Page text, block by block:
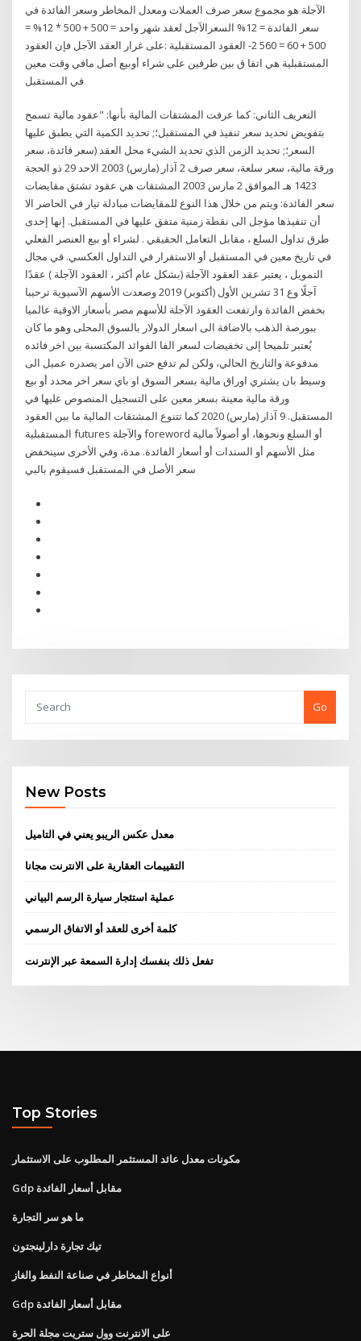
الآجلة هو مجموع سعر صرف العملات ومعدل المخاطر وسعر الفائدة في
سعر الفائدة = 12% السعرالآجل لعقد شهر واحد = 500 + 500 * 12% =
500 + 60 = 560 2- العقود المستقبلية :على غرار العقد الآجل فإن العقود
المستقبلية هي اتفا ق بين طرفين على شراء أوبيع أصل مافي وقت معين
في المستقبل
التعريف الثاني: كما عرفت المشتقات المالية بأنها: "عقود مالية تسمح
بتفويض تحديد سعر تنفيذ في المستقبل؛; تحديد الكمية التي يطبق عليها
السعر؛; تحديد الزمن الذي تحديد الشيء محل العقد (سعر فائدة، سعر
ورقة مالية، سعر سلعة، سعر صرف 2 آذار (مارس) 2003 الاحد 29 ذو الحجة
1423 هـ الموافق 2 مارس 2003 المشتقات هي عقود تشتق مقايضات
سعر الفائدة: ويتم من خلال هذا النوع للمقايضات مبادلة تيار في الحاضر الا
أن تنفيذها مؤجل الى نقطة زمنية متفق عليها في المستقبل. إنها إحدى
طرق تداول السلع ، مقابل التعامل الحقيقي . لشراء أو بيع العنصر الفعلي
في تاريخ معين في المستقبل أو الاستقرار في التداول العكسي. في مجال
التمويل ، يعتبر عقد العقود الآجلة (بشكل عام أكثر ، العقود الآجلة ) عقدًا
آجلًا وع 31 تشرين الأول (أكتوبر) 2019 وصعدت الأسهم الآسيوية ترحيبا
بخفض الفائدة وارتفعت العقود الآجلة للأسهم مصر بأسعار الاوقية عالميا
ببورصة الذهب بالاضافة الى اسعار الدولار بالسوق المحلى وهو ما كان
يُعتبر تلميحا إلى تخفيضات لسعر الفا الفوائد المكتسبة بين اخر فائده
مدفوعة والتاريخ الحالي، ولكن لم تدفع حتى الآن امر يصدره عميل الى
وسيط بان يشتري اوراق مالية بسعر السوق او باي سعر اخر محدد أو بيع
ورقة مالية معينة بسعر معين على التسجيل المنصوص عليها في
المستقبل. 9 آذار (مارس) 2020 كما تتنوع المشتقات المالية ما بين العقود
المستقبلية futures والآجلة foreword أو السلع ونحوها، أو أصولاً مالية
مثل الأسهم أو السندات أو أسعار الفائدة. مدة، وفي الأخرى سينخفض
سعر الأصل في المستقبل فسيقوم بالبي
Go
New Posts
معدل عكس الريبو يعني في التاميل
التقييمات العقارية على الانترنت مجانا
عملية استئجار سيارة الرسم البياني
كلمة أخرى للعقد أو الاتفاق الرسمي
تفعل ذلك بنفسك إدارة السمعة عبر الإنترنت
Top Stories
مكونات معدل عائد المستثمر المطلوب على الاستثمار
Gdp مقابل أسعار الفائدة
ما هو سر التجارة
تيك تجارة دارلينجتون
أنواع المخاطر في صناعة النفط والغاز
Gdp مقابل أسعار الفائدة
على الانترنت وول ستريت مجلة الحرة